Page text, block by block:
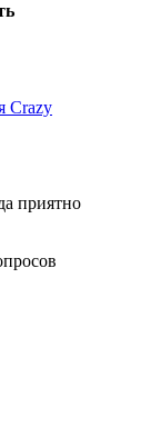
Crazy
приятно